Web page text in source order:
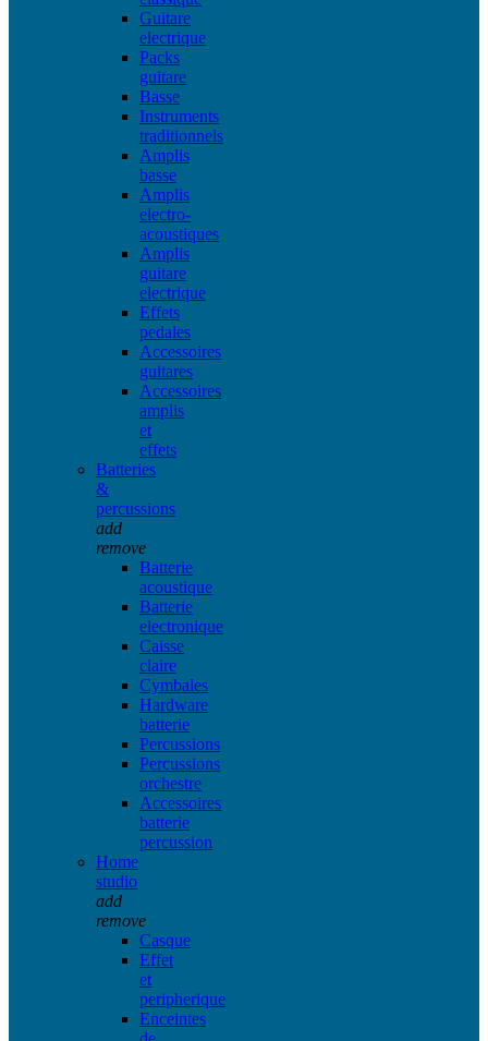
Guitare
electrique
Packs
guitare
Basse
Instruments
traditionnels
Amplis
basse
Amplis
electro-
acoustiques
Amplis
guitare
electrique
Effets
pedales
Accessoires
guitares
Accessoires
amplis
et
effets
Batteries
&
percussions
add
remove
Batterie
acoustique
Batterie
electronique
Caisse
claire
Cymbales
Hardware
batterie
Percussions
Percussions
orchestre
Accessoires
batterie
percussion
Home
studio
add
remove
Casque
Effet
et
peripherique
Enceintes